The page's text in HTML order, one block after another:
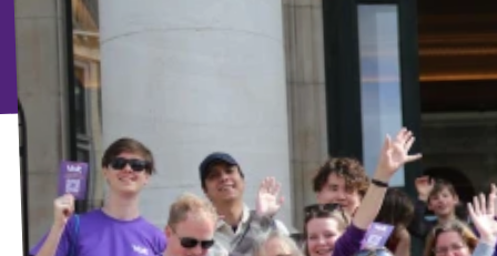
Onze lokale afdelingen
Volt Leuven
Volt Tervuren
Standpunten
Over Volt
Mensen
Nieuws